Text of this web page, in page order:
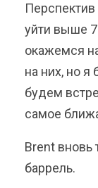
уйти выше
окажемся
на них, но я
будем
самое
Brent вновь
баррель.